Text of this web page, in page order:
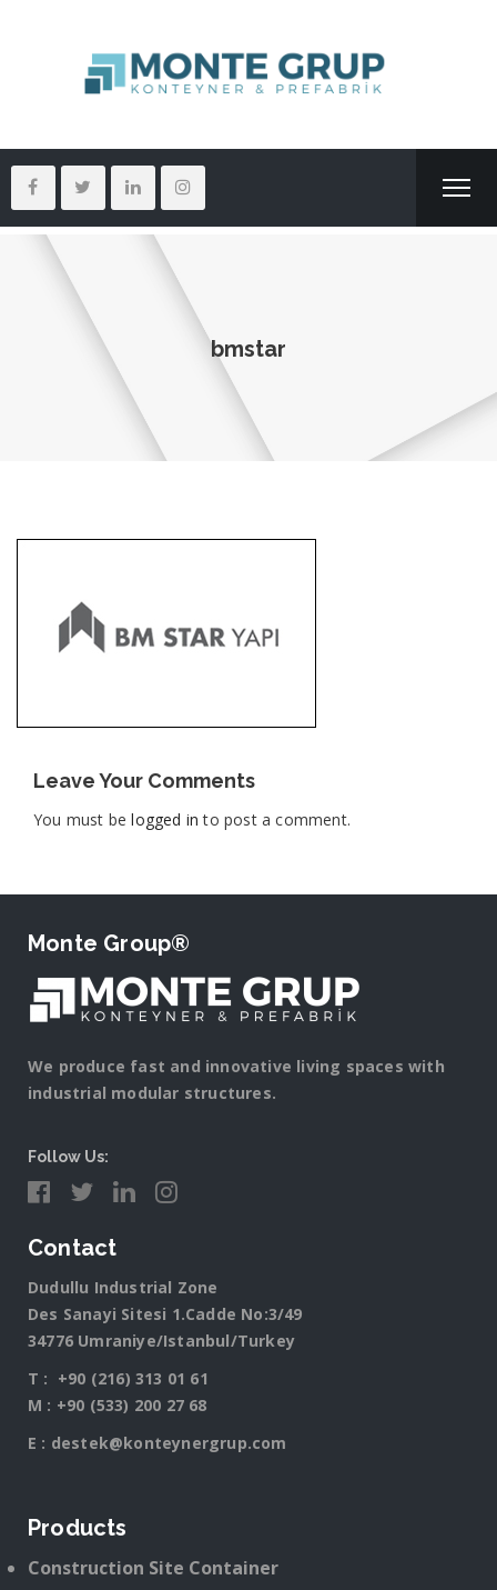
bmstar
Leave Your Comments
You must belogged in to post a comment.
Monte Group®
We produce fast and innovative living spaces with
industrial modular structures.
Follow Us:
Contact
Dudullu Industrial Zone
Des Sanayi Sitesi 1.Cadde No:3/49
34776 Umraniye/Istanbul/Turkey
T : +90 (216) 313 01 61
M : +90 (533) 200 27 68
E : destek@konteynergrup.com
Products
Construction Site Container